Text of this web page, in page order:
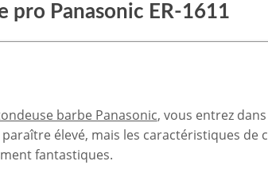
pro Panasonic ER-1611
barbe Panasonic, vous entrez
élevé, mais les caractéristiques de
fantastiques.